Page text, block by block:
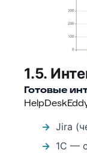
1.5.
Готовые
Jira
1С —